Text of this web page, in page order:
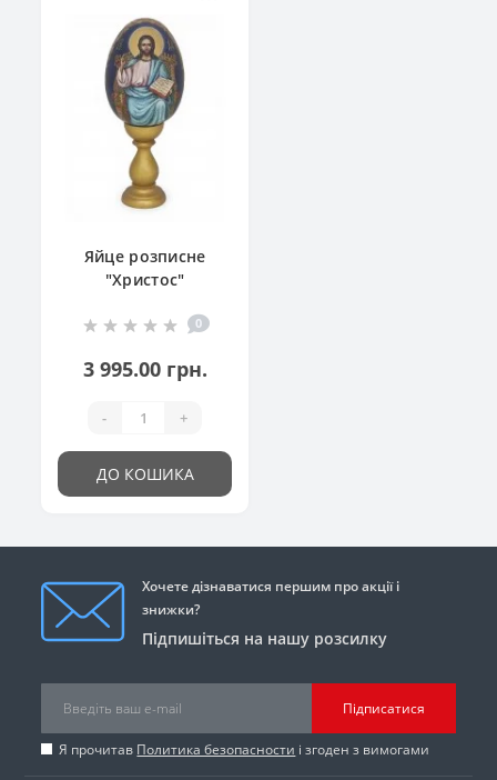
Яйце розписне
"Христос"
0
3 995.00 грн.
- +
ДО КОШИКА
Хочете дізнаватися першим про акції і
знижки?
Підпишіться на нашу розсилку
Підписатися
Я прочитав Политика безопасности і згоден з вимогами